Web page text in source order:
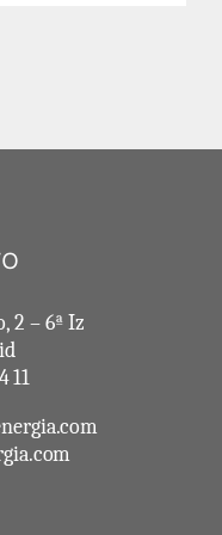
2 – 6ª Iz
11